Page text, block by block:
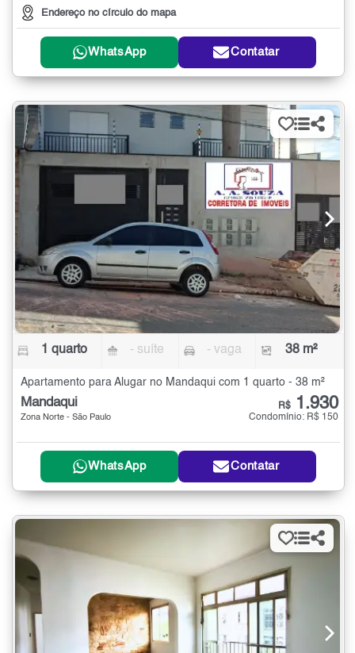
Endereço no círculo do mapa
WhatsApp Contatar
1 quarto - suíte - vaga 38 m²
Apartamento para Alugar no Mandaqui com 1 quarto - 38 m²
Mandaqui
Zona Norte - São Paulo
R$ 1.930
Condomínio: R$ 150
WhatsApp Contatar